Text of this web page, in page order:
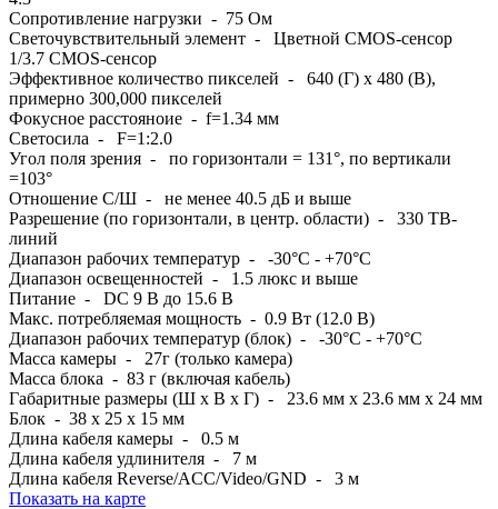
Сопротивление нагрузки - 75 Ом
Светочувствительный элемент - Цветной CMOS-сенсор
1/3.7 CMOS-сенсор
Эффективное количество пикселей - 640 (Г) x 480 (В),
примерно 300,000 пикселей
Фокусное расстояноие - f=1.34 мм
Светосила - F=1:2.0
Угол поля зрения - по горизонтали = 131°, по вертикали
=103°
Отношение С/Ш - не менее 40.5 дБ и выше
Разрешение (по горизонтали, в центр. области) - 330 ТВ-
линий
Диапазон рабочих температур - -30°C - +70°C
Диапазон освещенностей - 1.5 люкс и выше
Питание - DC 9 В до 15.6 В
Макс. потребляемая мощность - 0.9 Вт (12.0 В)
Диапазон рабочих температур (блок) - -30°C - +70°C
Масса камеры - 27г (только камера)
Масса блока - 83 г (включая кабель)
Габаритные размеры (Ш x В x Г) - 23.6 мм x 23.6 мм x 24 мм
Блок - 38 x 25 x 15 мм
Длина кабеля камеры - 0.5 м
Длина кабеля удлинителя - 7 м
Длина кабеля Reverse/ACC/Video/GND - 3 м
Показать на карте